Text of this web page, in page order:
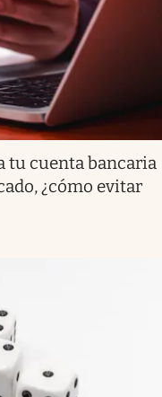
tu cuenta bancaria
¿cómo evitar